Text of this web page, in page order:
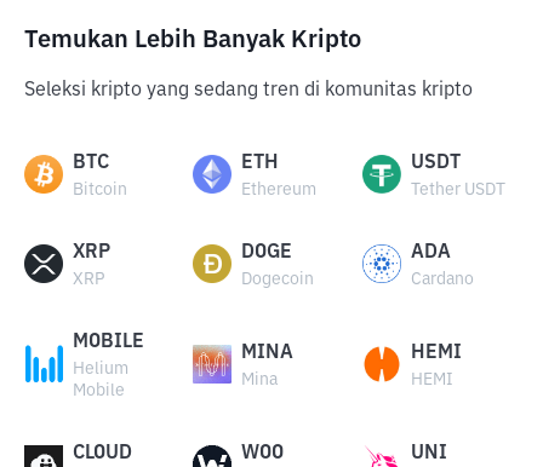
Temukan Lebih Banyak Kripto
Seleksi kripto yang sedang tren di komunitas kripto
BTC
Bitcoin
ETH
Ethereum
USDT
Tether USDT
XRP
XRP
DOGE
Dogecoin
ADA
Cardano
MOBILE
Helium
Mobile
MINA
Mina
HEMI
HEMI
CLOUD WOO UNI